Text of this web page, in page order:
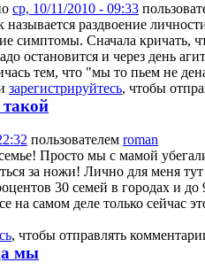
ср, 10/11/2010 - 09:33
называется раздвоение
симптомы. Сначала кричать,
остановится и через день
тем, что "мы то пьем не
зарегистрируйтесь, чтобы
пользователем roman
Просто мы с мамой
за ножи! Лично для меня
30 семей в городах и до
на самом деле только сейчас
, чтобы отправлять
мы